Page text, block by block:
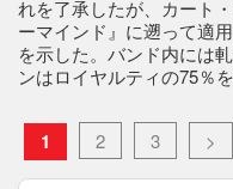
れを了承したが、カート
ーマインド』に遡って適
を示した。バンド内には
ンはロイヤルティの75％
1 2 3 >